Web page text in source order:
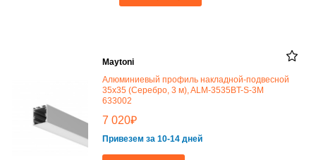
Maytoni
Алюминиевый профиль накладной-подвесной
35x35 (Серебро, 3 м), ALM-3535BT-S-3M
633002
7 020₽
Привезем за 10-14 дней